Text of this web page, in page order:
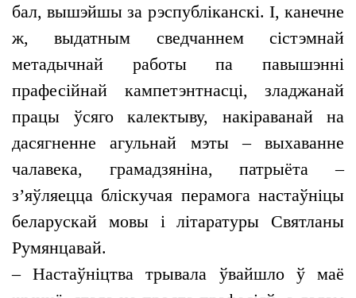
бал, вышэйшы за рэспубліканскі. І, канечне
ж, выдатным сведчаннем сістэмнай
метадычнай работы па павышэнні
прафесійнай кампетэнтнасці, зладжанай
працы ўсяго калектыву, накіраванай на
дасягненне агульнай мэты – выхаванне
чалавека, грамадзяніна, патрыёта –
з’яўляецца бліскучая перамога настаўніцы
беларускай мовы і літаратуры Святланы
Румянцавай.
– Настаўніцтва трывала ўвайшло ў маё